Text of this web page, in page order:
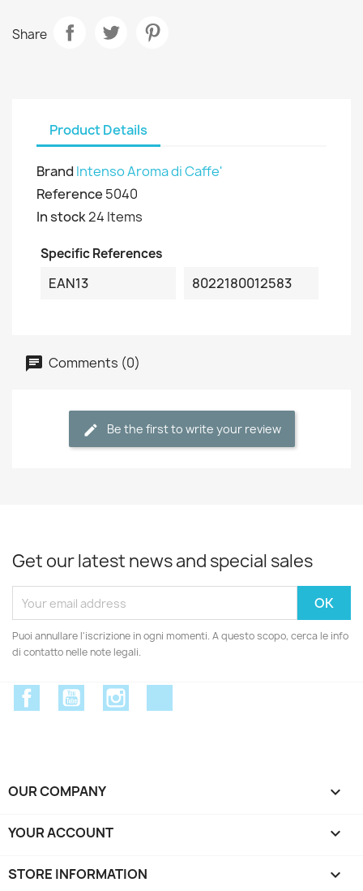
Share
Product Details
Brand Intenso Aroma di Caffe'
Reference 5040
In stock24 Items
Specific References
EAN13 8022180012583
Comments (0)
Be the first to write your review
Get our latest news and special sales
Puoi annullare l'iscrizione in ogni momenti. A questo scopo, cerca le info
di contatto nelle note legali.
FacebookYouTube
OUR COMPANY 
YOUR ACCOUNT 
STORE INFORMATION keyboard_arrow_down